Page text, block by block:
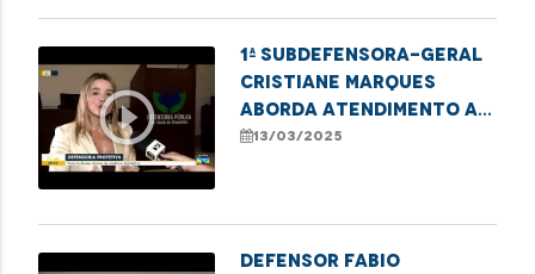
play_circle_outline
1ª Subdefensora-geral
Cristiane Marques
aborda atendimento a
mulheres vítimas de
13/03/2025
Defensor Fabio